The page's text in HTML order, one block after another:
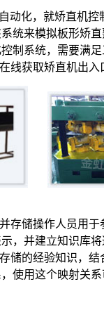
动化，就矫直机
统来模拟板形矫
制系统，需要满足
线获取矫直机出
存储操作人员用
，并建立知识库
储的经验知识，
使用这个映射关